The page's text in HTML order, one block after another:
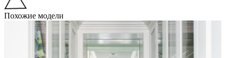
Похожие модели